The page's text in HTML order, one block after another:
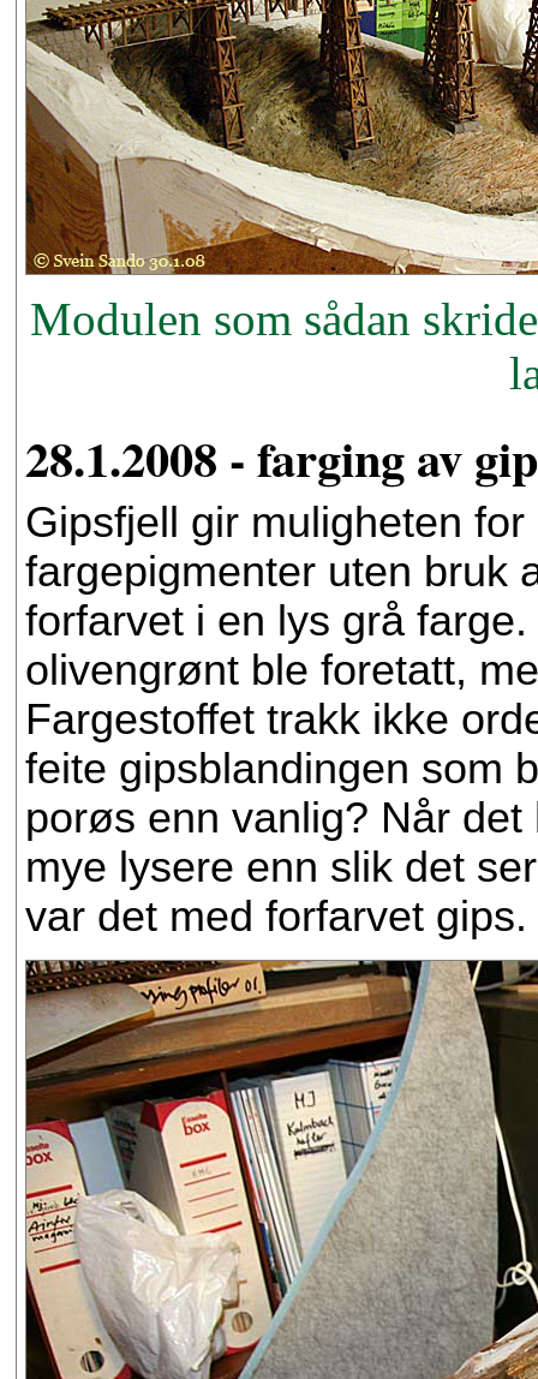
Modulen som sådan
28.1.2008 - farging av
Gipsfjell gir muligheten
fargepigmenter uten bruk
forfarvet i en lys grå
olivengrønt ble foretatt,
Fargestoffet trakk ikke
feite gipsblandingen som
porøs enn vanlig? Når
mye lysere enn slik det
var det med forfarvet gips.